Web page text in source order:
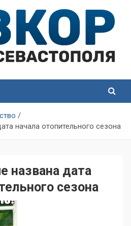
начала отопительного сезона
названа дата
сезона